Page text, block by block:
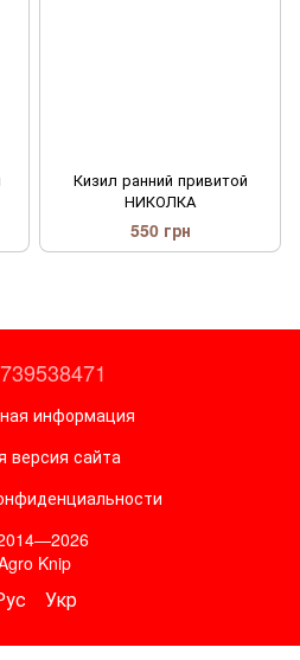
Кизил ранний привитой
НИКОЛКА
550 грн
информация
версия сайта
Knip
Укр